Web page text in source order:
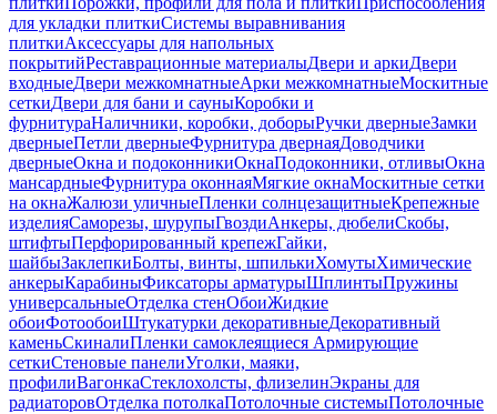
для укладки плиткиСистемы выравнивания
плиткиАксессуары для напольных
покрытийРеставрационные материалыДвери и аркиДвери
входныеДвери межкомнатныеАрки межкомнатныеМоскитные
сеткиДвери для бани и сауныКоробки и
фурнитураНаличники, коробки, доборыРучки дверныеЗамки
дверныеПетли дверныеФурнитура двернаяДоводчики
дверныеОкна и подоконникиОкнаПодоконники, отливыОкна
мансардныеФурнитура оконнаяМягкие окнаМоскитные сетки
на окнаЖалюзи уличныеПленки солнцезащитныеКрепежные
изделияСаморезы, шурупыГвоздиАнкеры, дюбелиСкобы,
штифтыПерфорированный крепежГайки,
шайбыЗаклепкиБолты, винты, шпилькиХомутыХимические
анкерыКарабиныФиксаторы арматурыШплинтыПружины
универсальныеОтделка стенОбоиЖидкие
обоиФотообоиШтукатурки декоративныеДекоративный
каменьСкиналиПленки самоклеящиеся Армирующие
сеткиСтеновые панелиУголки, маяки,
профилиВагонкаСтеклохолсты, флизелинЭкраны для
радиаторовОтделка потолкаПотолочные системыПотолочные